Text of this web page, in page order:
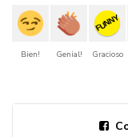
Bien! Genial!
FUNNY
Gracioso